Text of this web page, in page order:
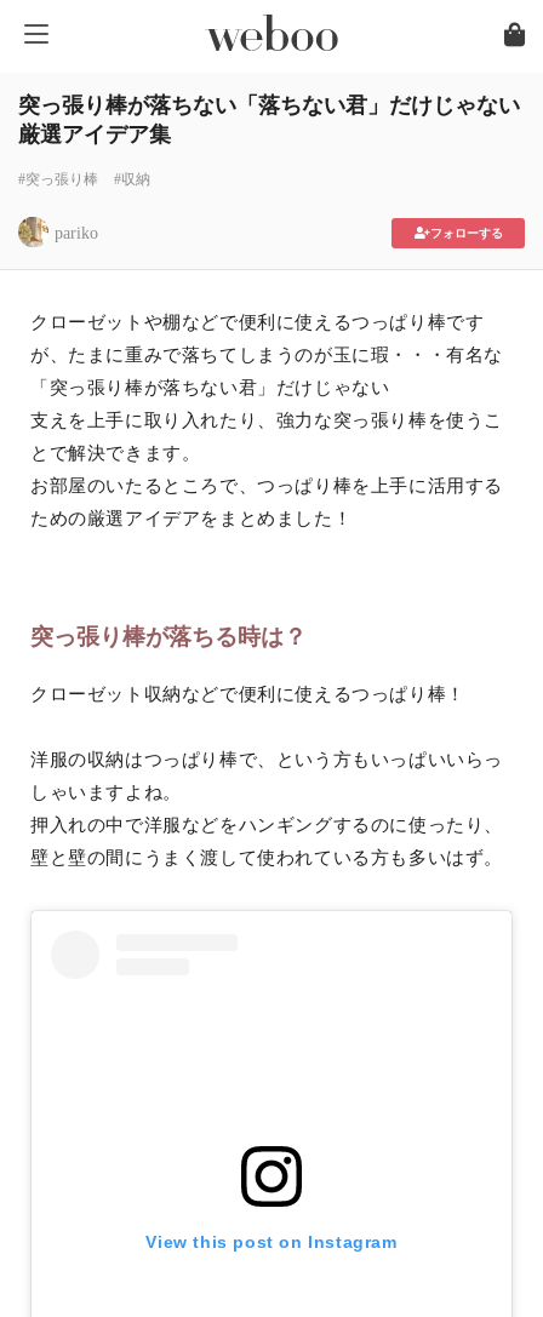
突っ張り棒が落ちない「落ちない君」だけじゃない
厳選アイデア集
#突っ張り棒 #収納
pariko フォローする
クローゼットや棚などで便利に使えるつっぱり棒です
が、たまに重みで落ちてしまうのが玉に瑕・・・有名な
「突っ張り棒が落ちない君」だけじゃない
支えを上手に取り入れたり、強力な突っ張り棒を使うこ
とで解決できます。
お部屋のいたるところで、つっぱり棒を上手に活用する
ための厳選アイデアをまとめました！
突っ張り棒が落ちる時は？
クローゼット収納などで便利に使えるつっぱり棒！
洋服の収納はつっぱり棒で、という方もいっぱいいらっ
しゃいますよね。
押入れの中で洋服などをハンギングするのに使ったり、
壁と壁の間にうまく渡して使われている方も多いはず。
View this post on Instagram